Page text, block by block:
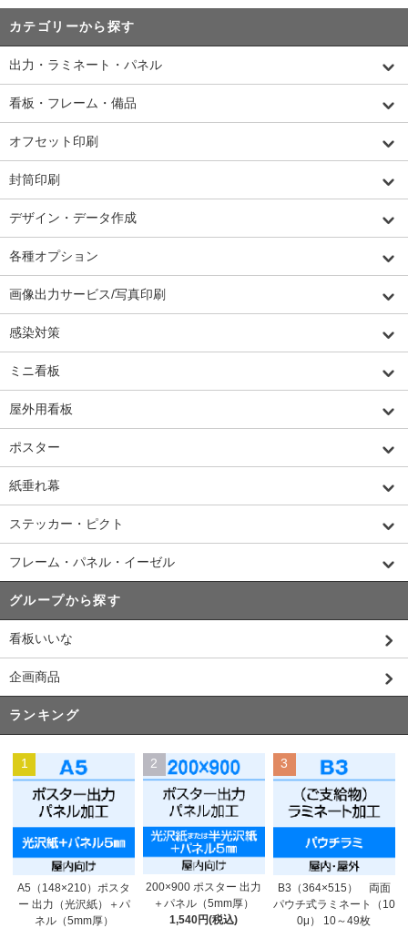
カテゴリーから探す
出力・ラミネート・パネル
看板・フレーム・備品
オフセット印刷
封筒印刷
デザイン・データ作成
各種オプション
画像出力サービス/写真印刷
感染対策
ミニ看板
屋外用看板
ポスター
紙垂れ幕
ステッカー・ピクト
フレーム・パネル・イーゼル
グループから探す
看板いいな
企画商品
ランキング
1
A5（148×210）ポスタ
ー 出力（光沢紙）＋パ
ネル（5mm厚）
2
200×900 ポスター 出力
＋パネル（5mm厚）
1,540円(税込)
3
B3（364×515） 両面
パウチ式ラミネート（10
0μ） 10～49枚